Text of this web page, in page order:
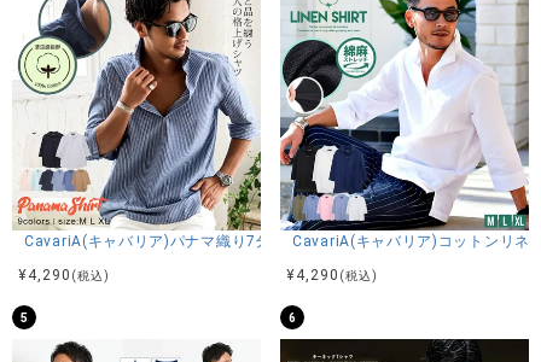
CavariA(キャバリア)パナマ織り7分袖カプリシャツ/全9色
¥4,290 (税込)
CavariA(キャバリア)コットンリネ
¥4,290 (税込)
5 6